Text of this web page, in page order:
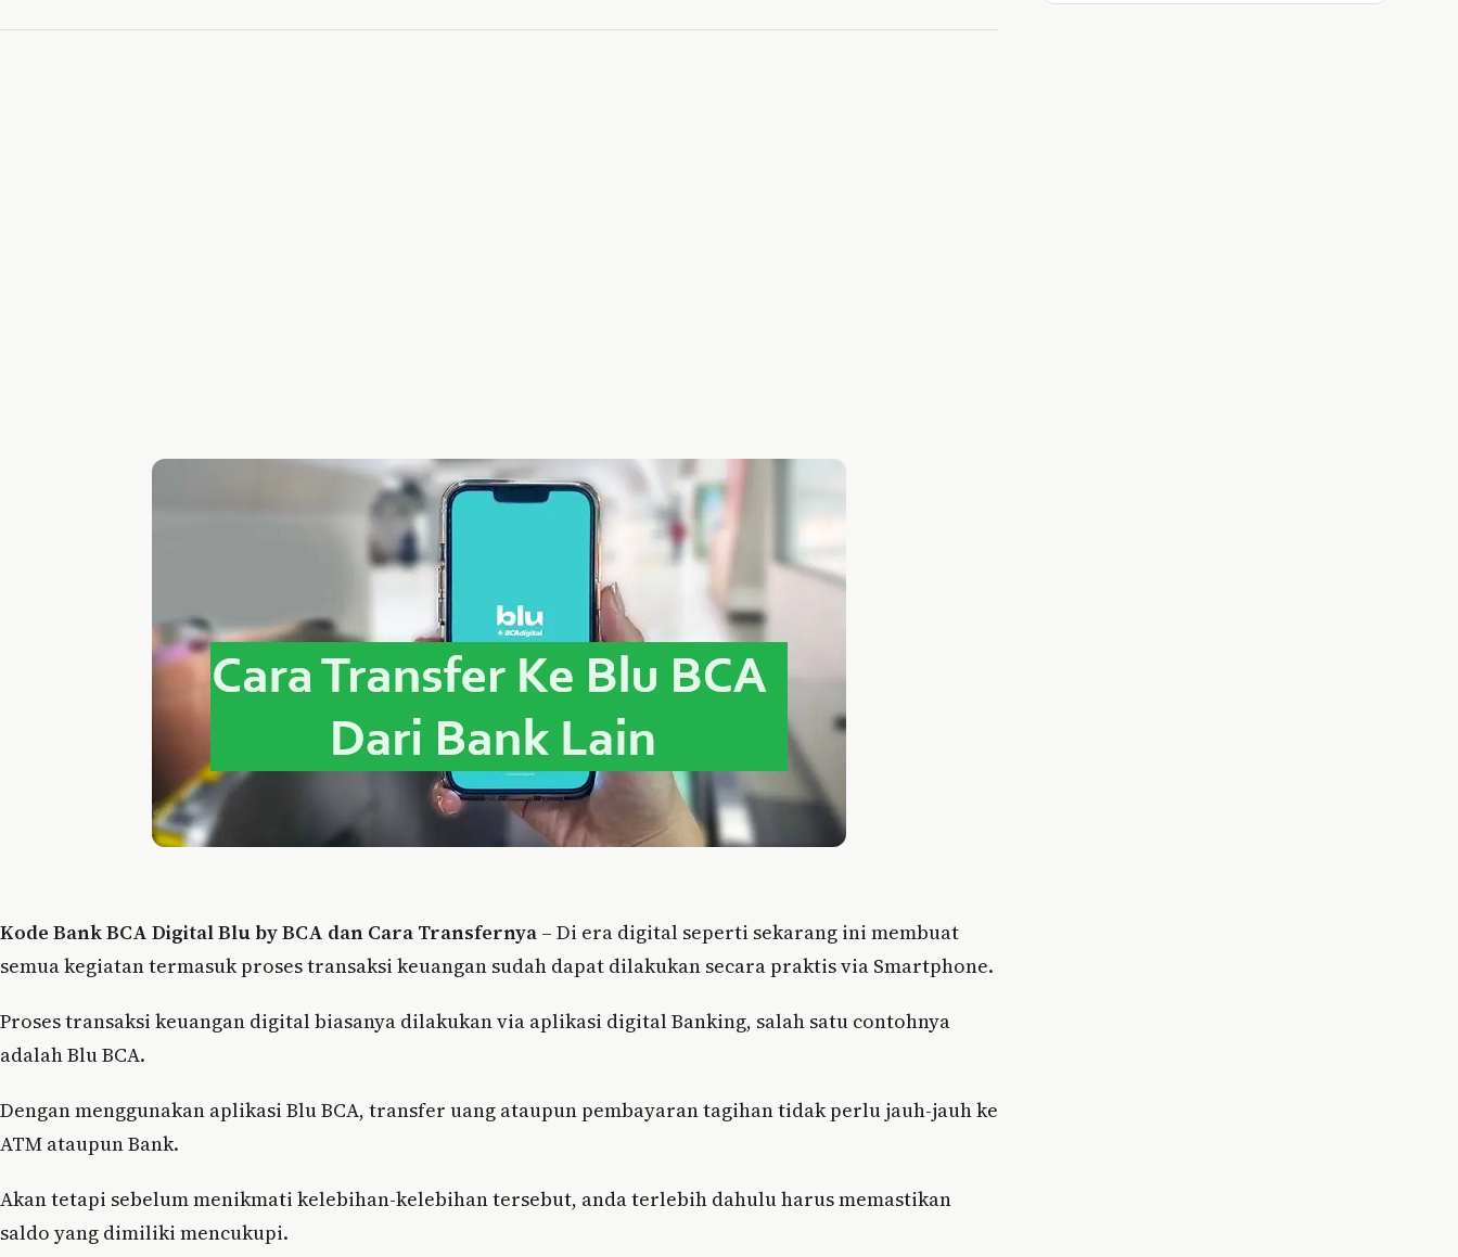
Kode Bank BCA Digital Blu by BCA dan Cara Transfernya – Di era digital seperti sekarang ini membuat
semua kegiatan termasuk proses transaksi keuangan sudah dapat dilakukan secara praktis via Smartphone.
Proses transaksi keuangan digital biasanya dilakukan via aplikasi digital Banking, salah satu contohnya
adalah Blu BCA.
Dengan menggunakan aplikasi Blu BCA, transfer uang ataupun pembayaran tagihan tidak perlu jauh-jauh ke
ATM ataupun Bank.
Akan tetapi sebelum menikmati kelebihan-kelebihan tersebut, anda terlebih dahulu harus memastikan
saldo yang dimiliki mencukupi.